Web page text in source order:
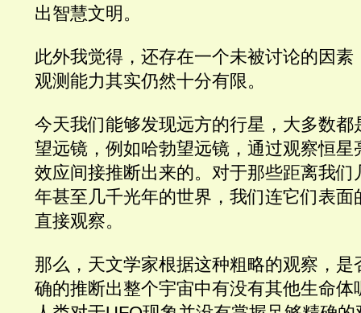
出智慧文明。
此外我觉得，还存在一个未被讨论的因素
观测能力其实仍然十分有限。
今天我们能够发现远方的行星，大多数都
望远镜，例如哈勃望远镜，通过观察恒星
效应间接推断出来的。对于那些距离我们
年甚至几千光年的世界，我们连它们表面
直接观察。
那么，天文学家根据这种粗略的观察，是
确的推断出整个宇宙中有没有其他生命体